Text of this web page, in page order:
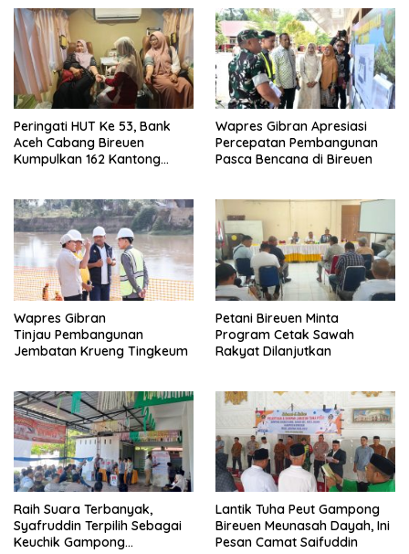
Peringati HUT Ke 53, Bank
Aceh Cabang Bireuen
Kumpulkan 162 Kantong
Wapres Gibran Apresiasi
Percepatan Pembangunan
Pasca Bencana di Bireuen
Wapres Gibran
Tinjau Pembangunan
Jembatan Krueng Tingkeum
Petani Bireuen Minta
Program Cetak Sawah
Rakyat Dilanjutkan
Raih Suara Terbanyak,
Syafruddin Terpilih Sebagai
Keuchik Gampong
Lantik Tuha Peut Gampong
Bireuen Meunasah Dayah, Ini